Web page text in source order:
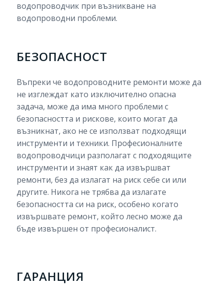
водопроводчик при възникване на
водопроводни проблеми.
БЕЗОПАСНОСТ
Въпреки че водопроводните ремонти може да
не изглеждат като изключително опасна
задача, може да има много проблеми с
безопасността и рискове, които могат да
възникнат, ако не се използват подходящи
инструменти и техники. Професионалните
водопроводчици разполагат с подходящите
инструменти и знаят как да извършват
ремонти, без да излагат на риск себе си или
другите. Никога не трябва да излагате
безопасността си на риск, особено когато
извършвате ремонт, който лесно може да
бъде извършен от професионалист.
ГАРАНЦИЯ